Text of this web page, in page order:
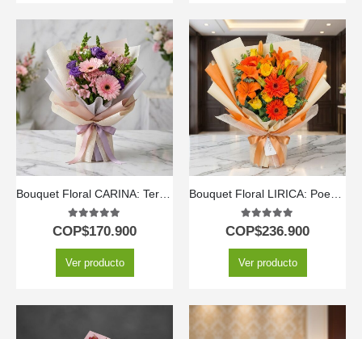
Bouquet Floral CARINA: Ternura en Gerberas y Astromelias Rosadas 💖
5.00out of 5
COP$170.900
Ver producto
Bouquet Floral LIRICA: Poesía en Lirios Naranja y Rosas Amarillas 📜
5.00out of 5
COP$236.900
Ver producto